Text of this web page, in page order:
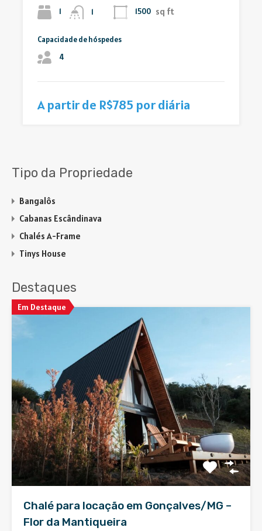
1 1 1500 sq ft
Capacidade de hóspedes
4
A partir de R$785 por diária
Tipo da Propriedade
Bangalôs
Cabanas Escândinava
Chalés A-Frame
Tinys House
Destaques
Em Destaque
Chalé para locação em Gonçalves/MG –
Flor da Mantiqueira